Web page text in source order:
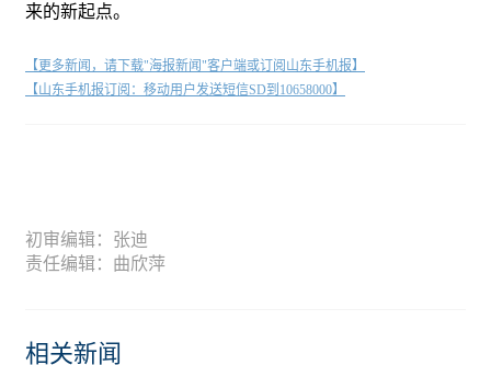
来的新起点。
【更多新闻，请下载"海报新闻"客户端或订阅山东手机报】
【山东手机报订阅：移动用户发送短信SD到10658000】
初审编辑：张迪
责任编辑：曲欣萍
相关新闻